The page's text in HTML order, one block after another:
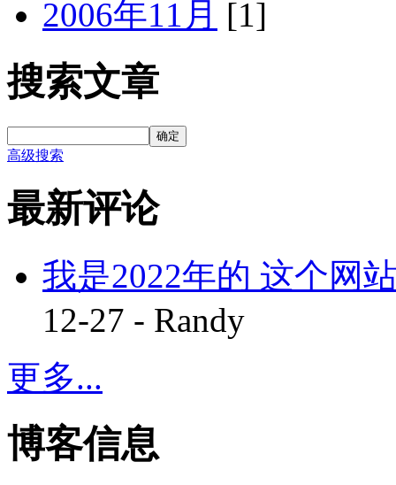
2006年11月 [1]
搜索文章
确定
高级搜索
最新评论
我是2022年的 这个网
12-27 - Randy
更多...
博客信息